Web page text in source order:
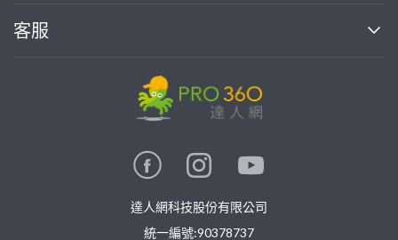
加入我們
熱門服務
案件中心
客服
達人網科技股份有限公司
統一編號:90378737